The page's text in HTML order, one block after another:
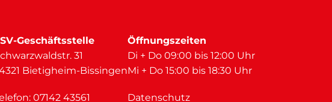
Geschäftsstelle
31
Bietigheim-Bissingen
07142 43561
Öffnungszeiten
Di + Do 09:00 bis 12:00 Uhr
Mi + Do 15:00 bis 18:30 Uhr
Datenschutz